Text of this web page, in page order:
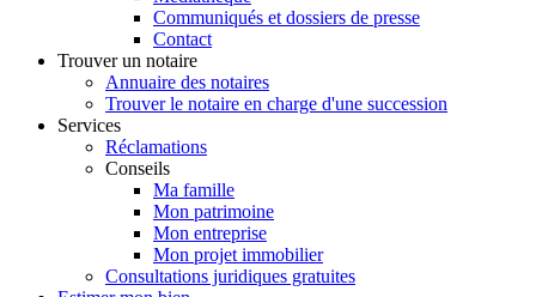
Communiqués et dossiers de presse
Contact
Trouver un notaire
Annuaire des notaires
Trouver le notaire en charge d'une succession
Services
Réclamations
Conseils
Ma famille
Mon patrimoine
Mon entreprise
Mon projet immobilier
Consultations juridiques gratuites